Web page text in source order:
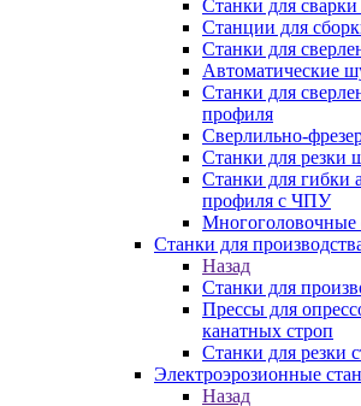
Станки для
Станции для
Станки для
Автоматические
Станки для
профиля
Сверлильно-
Станки для резки
Станки для гибки
профиля с ЧПУ
Многоголовочные
Станки для
Назад
Станки для
Прессы для
канатных строп
Станки для резки
Электроэрозионные
Назад